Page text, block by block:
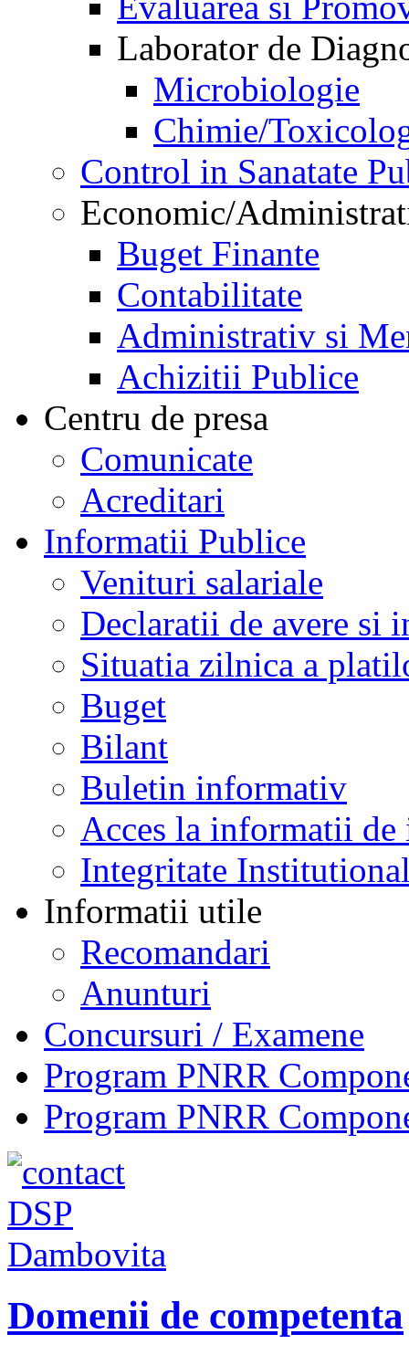
Laborator de
Microbiologie
Chimie/
Control in Sanatate
Economic/
Buget Finante
Contabilitate
Administrativ si
Achizitii Publice
Centru de presa
Comunicate
Acreditari
Informatii Publice
Venituri salariale
Declaratii de avere si
Situatia zilnica a
Buget
Bilant
Buletin informativ
Acces la informatii de
Integritate
Informatii utile
Recomandari
Anunturi
Concursuri / Examene
Program PNRR
Program PNRR
Domenii de competenta